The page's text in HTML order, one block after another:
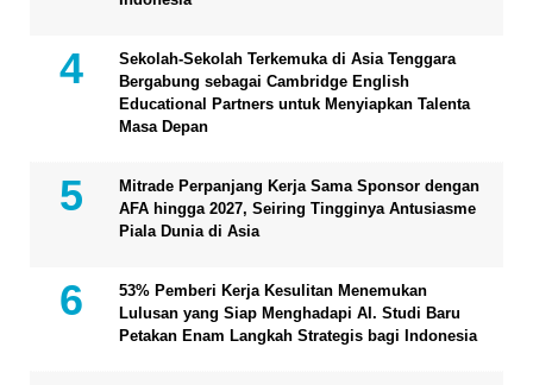
Sekolah-Sekolah Terkemuka di Asia Tenggara
Bergabung sebagai Cambridge English
Educational Partners untuk Menyiapkan Talenta
Masa Depan
Mitrade Perpanjang Kerja Sama Sponsor dengan
AFA hingga 2027, Seiring Tingginya Antusiasme
Piala Dunia di Asia
53% Pemberi Kerja Kesulitan Menemukan
Lulusan yang Siap Menghadapi AI. Studi Baru
Petakan Enam Langkah Strategis bagi Indonesia